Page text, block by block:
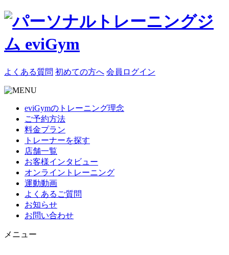
よくある質問 初めての方へ 会員ログイン
eviGymのトレーニング理念
ご予約方法
料金プラン
トレーナーを探す
店舗一覧
お客様インタビュー
オンライントレーニング
運動動画
よくあるご質問
お知らせ
お問い合わせ
メニュー